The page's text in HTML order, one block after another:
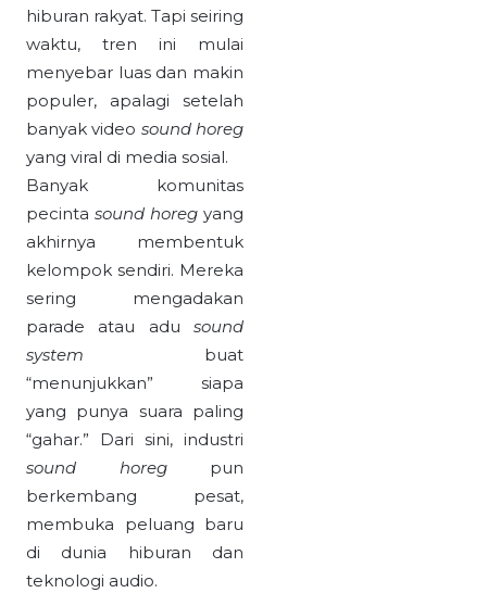
hiburan rakyat. Tapi seiring
waktu, tren ini mulai
menyebar luas dan makin
populer, apalagi setelah
banyak video sound horeg
yang viral di media sosial.
Banyak komunitas
pecinta sound horeg yang
akhirnya membentuk
kelompok sendiri. Mereka
sering mengadakan
parade atau adu sound
system buat
“menunjukkan” siapa
yang punya suara paling
“gahar.” Dari sini, industri
sound horegpun
berkembang pesat,
membuka peluang baru
di dunia hiburan dan
teknologi audio.